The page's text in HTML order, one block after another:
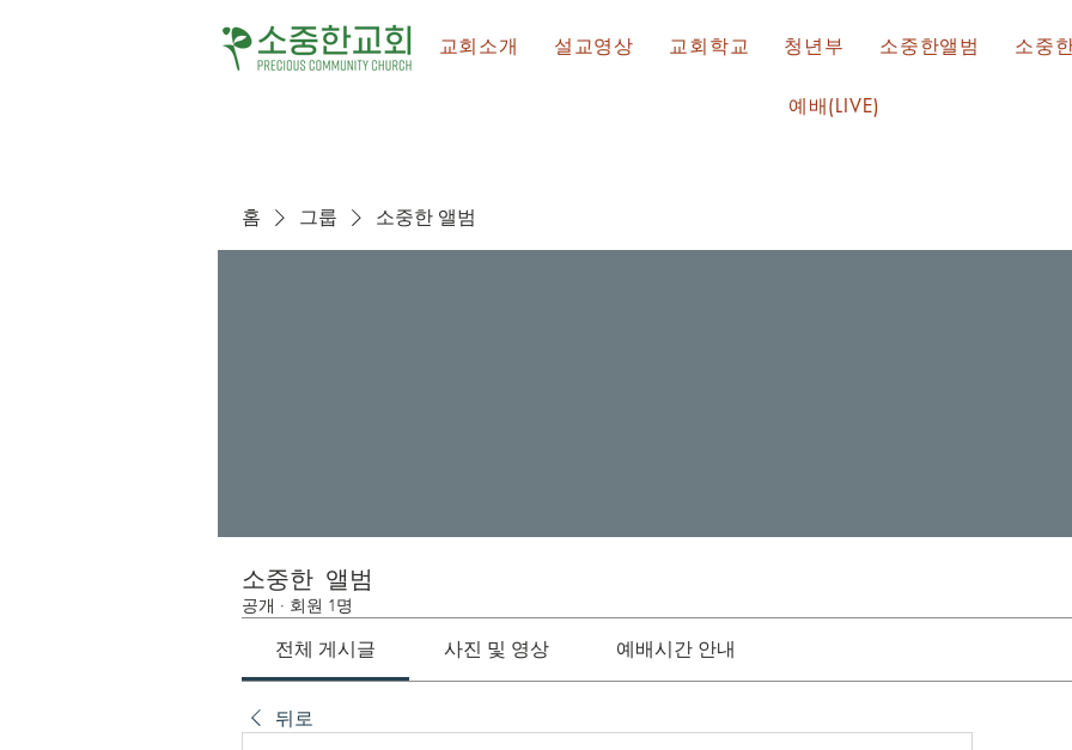
교회소개 설교영상 교회학교 청년부 소중한앨범 소중
예배(LIVE)
홈 그룹 소중한 앨범
소중한 앨범
공개 · 회원 1명
전체 게시글 사진 및 영상 예배시간 안내
뒤로